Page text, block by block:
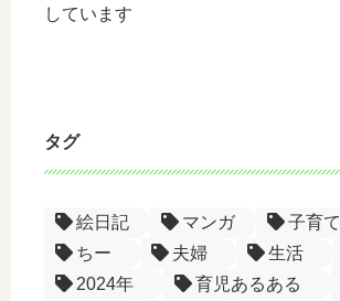
しています
タグ
絵日記 マンガ 子育て
ちー
夫婦 生活
2024年
育児あるある